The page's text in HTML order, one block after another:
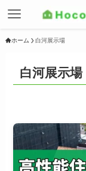
ホーム 白河展示場
白河展示場